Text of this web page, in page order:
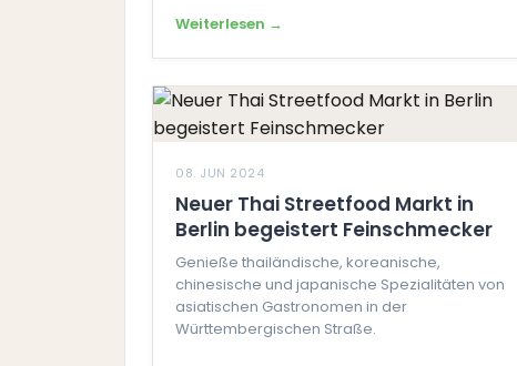
Weiterlesen →
08. JUN 2024
Neuer Thai Streetfood Markt in
Berlin begeistert Feinschmecker
Genieße thailändische, koreanische,
chinesische und japanische Spezialitäten von
asiatischen Gastronomen in der
Württembergischen Straße.